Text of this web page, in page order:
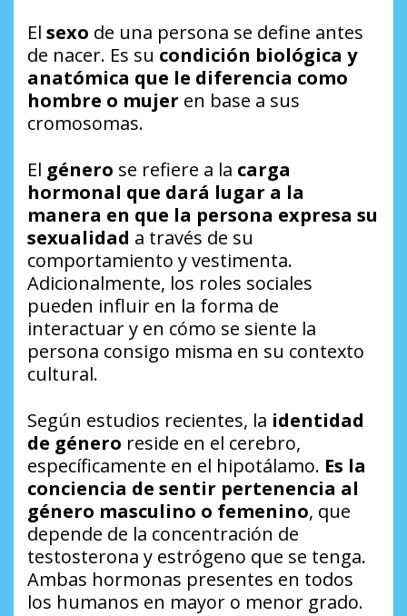
El sexo de una persona se define antes
de nacer. Es su condición biológica y
anatómica que le diferencia como
hombre o mujer en base a sus
cromosomas.
El género se refiere a la carga
hormonal que dará lugar a la
manera en que la persona expresa su
sexualidad a través de su
comportamiento y vestimenta.
Adicionalmente, los roles sociales
pueden influir en la forma de
interactuar y en cómo se siente la
persona consigo misma en su contexto
cultural.
Según estudios recientes, la identidad
de género reside en el cerebro,
específicamente en el hipotálamo. Es la
conciencia de sentir pertenencia al
género masculino o femenino, que
depende de la concentración de
testosterona y estrógeno que se tenga.
Ambas hormonas presentes en todos
los humanos en mayor o menor grado.